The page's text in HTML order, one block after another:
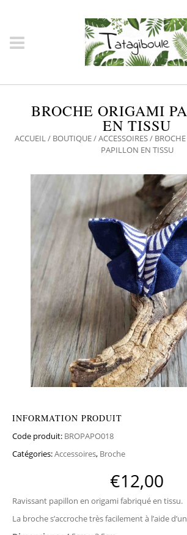
BROCHE ORIGAMI
EN TISSU
ACCUEIL/ BOUTIQUE/ACCESSOIRES/ BROCHE
PAPILLON EN TISSU
INFORMATION PRODUIT
Code produit: BROPAPO018
Catégories:Accessoires, Broche
€12,00
Ravissant papillon en origami fabriqué en tissu.
La broche s’accroche très facilement à l’aide